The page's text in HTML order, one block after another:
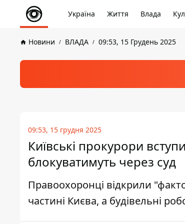
Україна Життя Влада
Новини ВЛАДА 09:53, 15 Грудень 2025
09:53, 15 грудня 2025
Київські прокурори
блокуватимуть через суд
Правоохоронці відкрили
частині Києва, а будівельні